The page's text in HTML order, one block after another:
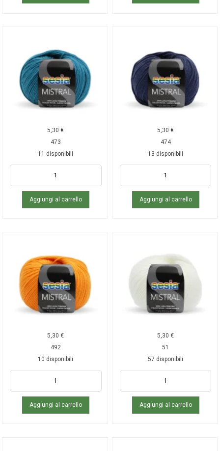
5,30€
473
11 disponibili
Aggiungi al carrello
5,30€
474
13 disponibili
Aggiungi al carrello
5,30€
492
10 disponibili
Aggiungi al carrello
5,30€
51
57 disponibili
Aggiungi al carrello